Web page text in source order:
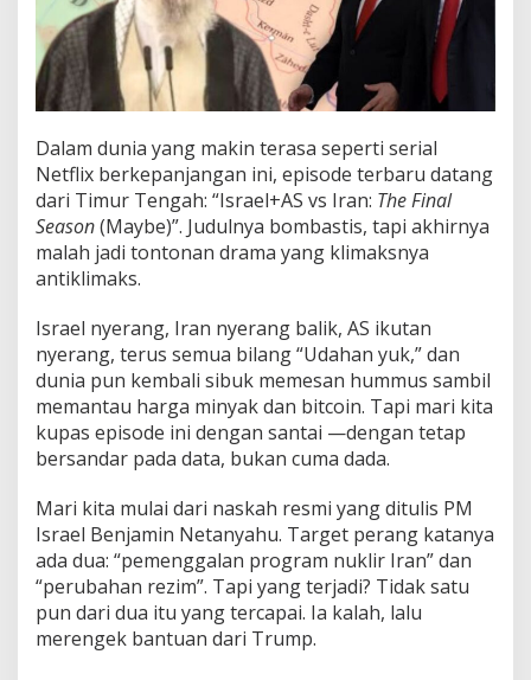
r
a
n
t
a
k
T
e
r
k
a
l
a
n
Dalam dunia yang makin terasa seperti serial
Netflix berkepanjangan ini, episode terbaru datang
dari Timur Tengah: “Israel+AS vs Iran: The Final
Season(Maybe)”. Judulnya bombastis, tapi akhirnya
malah jadi tontonan drama yang klimaksnya
antiklimaks.
Israel nyerang, Iran nyerang balik, AS ikutan
nyerang, terus semua bilang “Udahan yuk,” dan
dunia pun kembali sibuk memesan hummus sambil
memantau harga minyak dan bitcoin. Tapi mari kita
kupas episode ini dengan santai —dengan tetap
bersandar pada data, bukan cuma dada.
Mari kita mulai dari naskah resmi yang ditulis PM
Israel Benjamin Netanyahu. Target perang katanya
ada dua: “pemenggalan program nuklir Iran” dan
“perubahan rezim”. Tapi yang terjadi? Tidak satu
pun dari dua itu yang tercapai. Ia kalah, lalu
merengek bantuan dari Trump.